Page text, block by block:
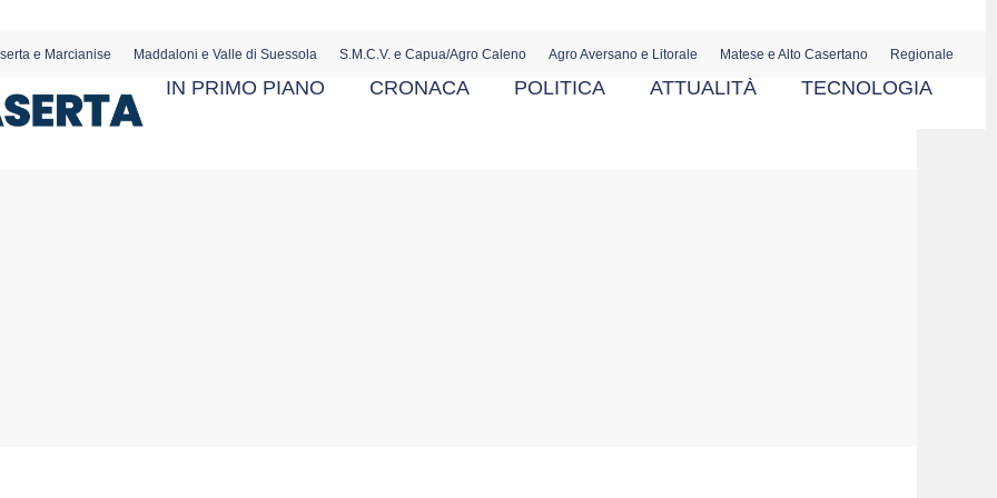
e Marcianise Maddaloni e Valle di Suessola S.M.C.V. e Capua/Agro Caleno Agro Aversano e Litorale Matese e Alto Casertano Regionale
IN PRIMO PIANO CRONACA POLITICA ATTUALITÀ TECNOLOGIA